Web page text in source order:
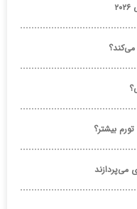
بیشتر؟
می‌پردازند